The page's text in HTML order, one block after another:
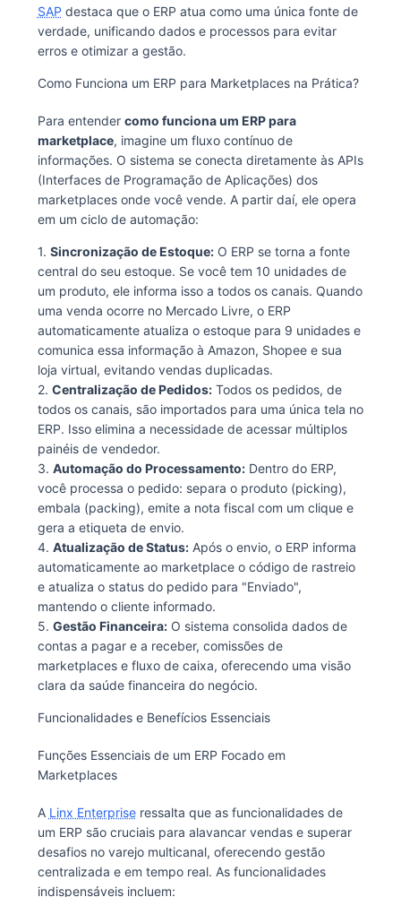
SAP destaca que o ERP atua como uma única fonte de
verdade, unificando dados e processos para evitar
erros e otimizar a gestão.
Como Funciona um ERP para Marketplaces na Prática?
Para entender como funciona um ERP para
marketplace, imagine um fluxo contínuo de
informações. O sistema se conecta diretamente às APIs
(Interfaces de Programação de Aplicações) dos
marketplaces onde você vende. A partir daí, ele opera
em um ciclo de automação:
1. Sincronização de Estoque:O ERP se torna a fonte
central do seu estoque. Se você tem 10 unidades de
um produto, ele informa isso a todos os canais. Quando
uma venda ocorre no Mercado Livre, o ERP
automaticamente atualiza o estoque para 9 unidades e
comunica essa informação à Amazon, Shopee e sua
loja virtual, evitando vendas duplicadas.
2. Centralização de Pedidos:Todos os pedidos, de
todos os canais, são importados para uma única tela no
ERP. Isso elimina a necessidade de acessar múltiplos
painéis de vendedor.
3. Automação do Processamento:Dentro do ERP,
você processa o pedido: separa o produto (picking),
embala (packing), emite a nota fiscal com um clique e
gera a etiqueta de envio.
4. Atualização de Status:Após o envio, o ERP informa
automaticamente ao marketplace o código de rastreio
e atualiza o status do pedido para "Enviado",
mantendo o cliente informado.
5. Gestão Financeira:O sistema consolida dados de
contas a pagar e a receber, comissões de
marketplaces e fluxo de caixa, oferecendo uma visão
clara da saúde financeira do negócio.
Funcionalidades e Benefícios Essenciais
Funções Essenciais de um ERP Focado em
Marketplaces
A Linx Enterpriseressalta que as funcionalidades de
um ERP são cruciais para alavancar vendas e superar
desafios no varejo multicanal, oferecendo gestão
centralizada e em tempo real. As funcionalidades
indispensáveis incluem: